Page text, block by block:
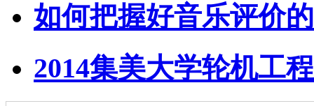
如何把握好音乐评价
2014集美大学轮机工程